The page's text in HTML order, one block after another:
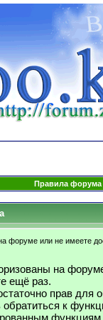
Правила форума
форуме или не имеете
на
ещё раз.
прав для
обратиться к